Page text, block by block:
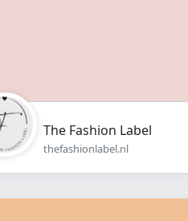
The Fashion Label
thefashionlabel.nl